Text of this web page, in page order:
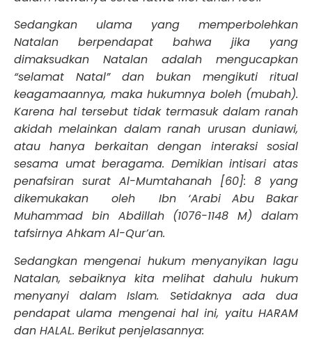
Sedangkan ulama yang memperbolehkan
Natalan berpendapat bahwa jika yang
dimaksudkan Natalan adalah mengucapkan
“selamat Natal” dan bukan mengikuti ritual
keagamaannya, maka hukumnya boleh (mubah).
Karena hal tersebut tidak termasuk dalam ranah
akidah melainkan dalam ranah urusan duniawi,
atau hanya berkaitan dengan interaksi sosial
sesama umat beragama. Demikian intisari atas
penafsiran surat Al-Mumtahanah [60]: 8 yang
dikemukakan oleh Ibn ‘Arabi Abu Bakar
Muhammad bin Abdillah (1076-1148 M) dalam
tafsirnya Ahkam Al-Qur’an.
Sedangkan mengenai hukum menyanyikan lagu
Natalan, sebaiknya kita melihat dahulu hukum
menyanyi dalam Islam. Setidaknya ada dua
pendapat ulama mengenai hal ini, yaitu HARAM
dan HALAL. Berikut penjelasannya: